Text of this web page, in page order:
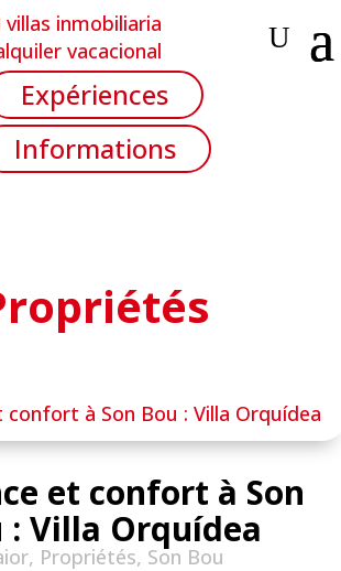
Expériences
Informations
et confort à Son
: Villa Orquídea
, Propriétés, Son Bou